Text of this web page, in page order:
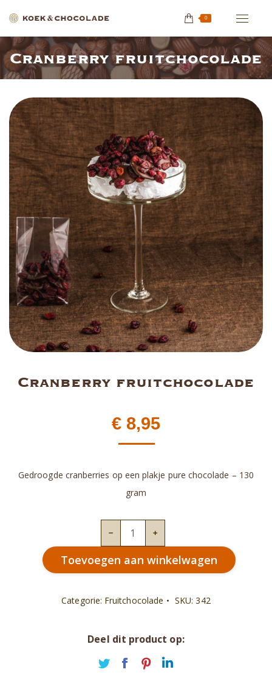
0
Cranberry fruitchocolade
Je bent hier:
Cranberry fruitchocolade
€8,95
Gedroogde cranberries op een plakje pure chocolade – 130
gram
Cranberry
fruitchocolade
aantal
Toevoegen aan winkelwagen
Categorie: Fruitchocolade SKU:342
Deel dit product op:
Deel Deel Deel